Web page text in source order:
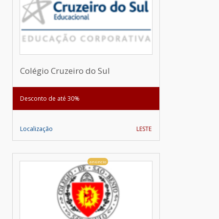
Colégio Cruzeiro do Sul
Desconto de até 30%
Localização LESTE
anúncio